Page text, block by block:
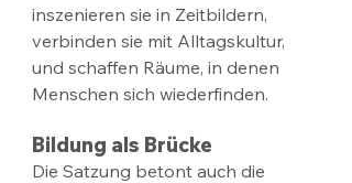
inszenieren sie in Zeitbildern,
verbinden sie mit Alltagskultur,
und schaffen Räume, in denen
Menschen sich wiederfinden.
Bildung als Brücke
Die Satzung betont auch die